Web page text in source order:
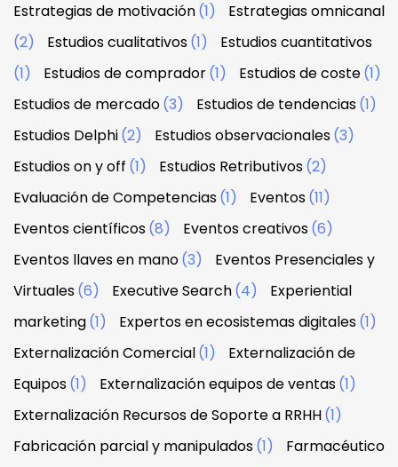
Estrategias de motivación(1)
Estrategias omnicanal
(2)
Estudios cualitativos(1)
Estudios cuantitativos
(1)
Estudios de comprador(1) Estudios de coste(1)
Estudios de mercado(3) Estudios de tendencias(1)
Estudios Delphi(2) Estudios observacionales(3)
Estudios on y off (1) Estudios Retributivos(2)
Evaluación de Competencias(1) Eventos(11)
Eventos científicos(8) Eventos creativos(6)
Eventos llaves en mano(3)
Eventos Presenciales y
Virtuales(6) Executive Search(4)
Experiential
marketing(1) Expertos en ecosistemas digitales(1)
Externalización Comercial(1)
Externalización de
Equipos(1) Externalización equipos de ventas(1)
Externalización Recursos de Soporte a RRHH(1)
Fabricación parcial y manipulados(1) Farmacéutico